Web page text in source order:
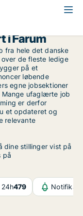
i Farum
fra hele det danske
de fleste ledige
på et
løbende
egne jobsektioner
ufaglærte job
er derfor
et opdateret og
relevante
dine stillinger vist på
på
479